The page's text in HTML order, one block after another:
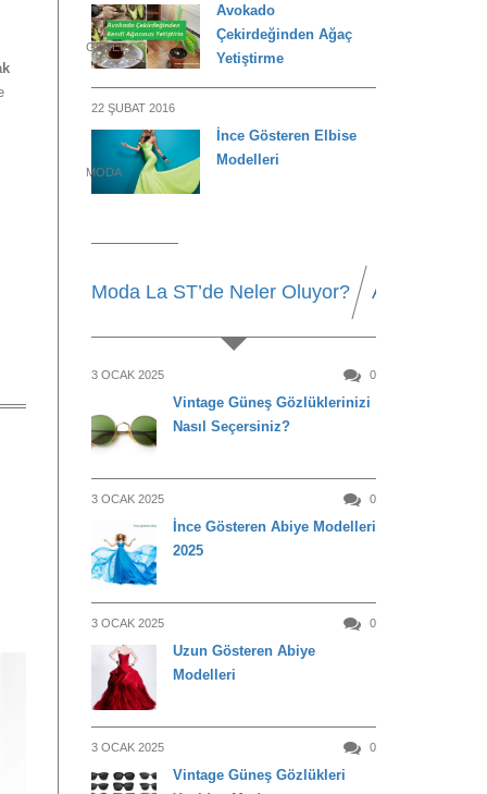
GENEL
Avokado
Çekirdeğinden Ağaç
Yetiştirme
22 ŞUBAT 2016
MODA
İnce Gösteren Elbise
Modelleri
Moda La ST’de Neler Oluyor? Alışveriş
3 OCAK 2025 0
Vintage Güneş Gözlüklerinizi
Nasıl Seçersiniz?
3 OCAK 2025 0
İnce Gösteren Abiye Modelleri
2025
3 OCAK 2025 0
Uzun Gösteren Abiye
Modelleri
3 OCAK 2025 0
Vintage Güneş Gözlükleri